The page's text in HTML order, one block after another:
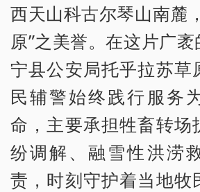
西天山科古尔琴山南麓
原”之美誉。在这片广
宁县公安局托乎拉苏草
民辅警始终践行服务
命，主要承担牲畜转场
纷调解、融雪性洪涝
责，时刻守护着当地牧